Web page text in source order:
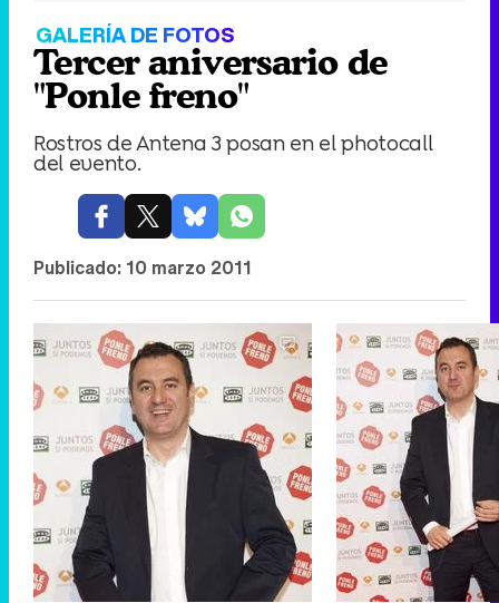
GALERÍA DE FOTOS
Tercer aniversario de
"Ponle freno"
Rostros de Antena 3 posan en el photocall
del evento.
Publicado: 10 marzo 2011